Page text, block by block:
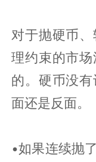
对于抛硬币
理约束的市
的。硬币没
面还是反面。
•如果连续抛